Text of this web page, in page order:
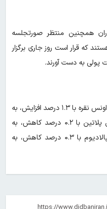
همچنین منتظر صورتجلسه
در ۱۶ و ۱۷ ژوئن هستند که قرار است روز جاری برگزار
پولی به دست آورند.
در بازار سایر فلزات ارزشمند، بهای هر اونس نقره با ۱.۳ درصد افزایش، به
۶۰ دلار و ۷۷ سنت رسید. هر اونس پلاتین با ۰.۲ درصد کاهش، به
۱۶۳۶ دلار و ۷۲ سنت و هر اونس پالادیوم با ۰.۳ درصد کاهش، به